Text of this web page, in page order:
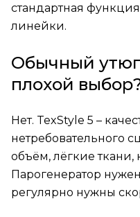
стандартная
линейки.
Обычный утюг
плохой
Нет. TexStyle 5 –
нетребовательного
объём, лёгкие ткани,
Парогенератор
регулярно нужны